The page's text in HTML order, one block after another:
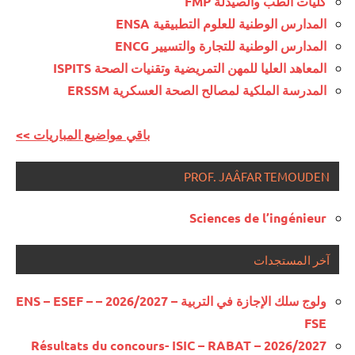
الوطني
للبكالوريا
مسلك
الفنون
التطبيقية
الامتحان
الموحد
للبكالوريا
مسلك
اللغة
إنجازات
متميزة في
الامتحان
الموحد
الوطني
للبكالوريا
مسلك العلوم
والتكنولوجيات
الميكانيكية
في
الامتحان
الوطني
للبكالوريا
مسلك
التطبيقية
إنجازات
متميزة
إنجازات
متميزة
في
الامتحان
الموحد
مسلك
العلوم
متميزة في
الامتحان
الوطني
للبكالوريا
مسلك العلوم
الزراعية
إنجازات
متميزة
في
الامتحان
للبكالوريا
مسلك
الشرعية
إنجازات
متميزة
الامتحان
الموحد
الوطني
المدارس الوطنية للعلوم التطبيقية ENSA
المدارس الوطنية للتجارة والتسيير ENCG
المعاهد العليا للمهن التمريضية وتقنيات الصحة ISPITS
المدرسة الملكية لمصالح الصحة العسكرية ERSSM
<< باقي مواضيع المباريات
PROF. JAÂFAR TEMOUDEN
Sciences de l’ingénieur
آخر المستجدات
ولوج سلك الإجازة في التربية – 2026/2027 – ENS – ESEF –
FSE
Résultats du concours- ISIC – RABAT – 2026/2027